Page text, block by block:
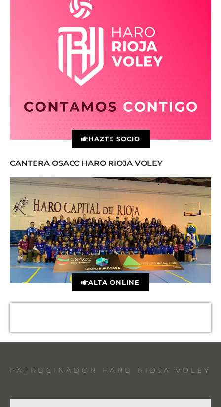
HAZTE SOCIO
CANTERA OSACC HARO RIOJA VOLEY
ALTA ONLINE
PATROCINADOR HARO RIOJA VOLEY